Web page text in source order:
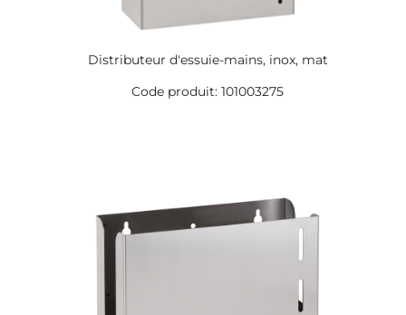
Distributeur d'essuie-mains, inox, mat
Code produit: 101003275